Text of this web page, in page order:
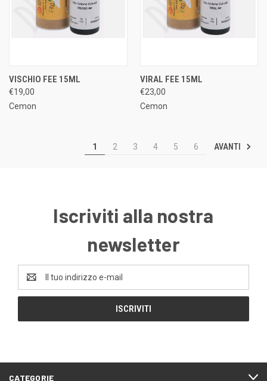
VISCHIO FEE 15ML
€19,00
Cemon
VIRAL FEE 15ML
€23,00
Cemon
1 2 3 4 5 6 AVANTI
Iscriviti alla nostra
newsletter
mail
CATEGORIE